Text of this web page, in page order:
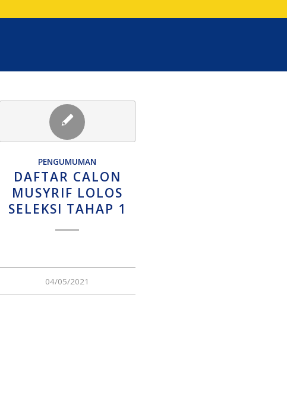
PENGUMUMAN
DAFTAR CALON
MUSYRIF LOLOS
SELEKSI TAHAP 1
04/05/2021